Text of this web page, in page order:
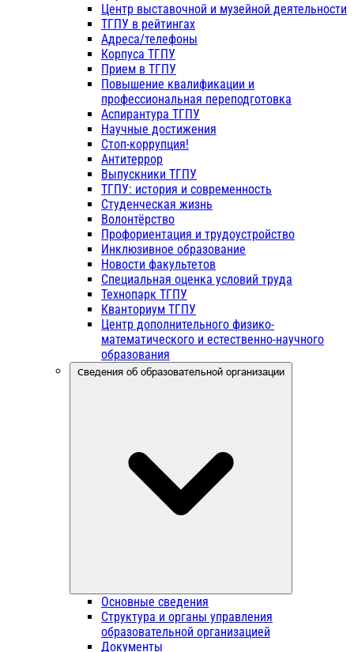
Центр выставочной и музейной деятельности
ТГПУ в рейтингах
Адреса/телефоны
Корпуса ТГПУ
Прием в ТГПУ
Повышение квалификации и
профессиональная переподготовка
Аспирантура ТГПУ
Научные достижения
Стоп-коррупция!
Антитеррор
Выпускники ТГПУ
ТГПУ: история и современность
Студенческая жизнь
Волонтёрство
Профориентация и трудоустройство
Инклюзивное образование
Новости факультетов
Специальная оценка условий труда
Технопарк ТГПУ
Кванториум ТГПУ
Центр дополнительного физико-
математического и естественно-научного
образования
Сведения об образовательной организации
Основные сведения
Структура и органы управления
образовательной организацией
Документы